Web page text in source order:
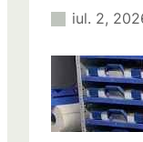
iul. 2,